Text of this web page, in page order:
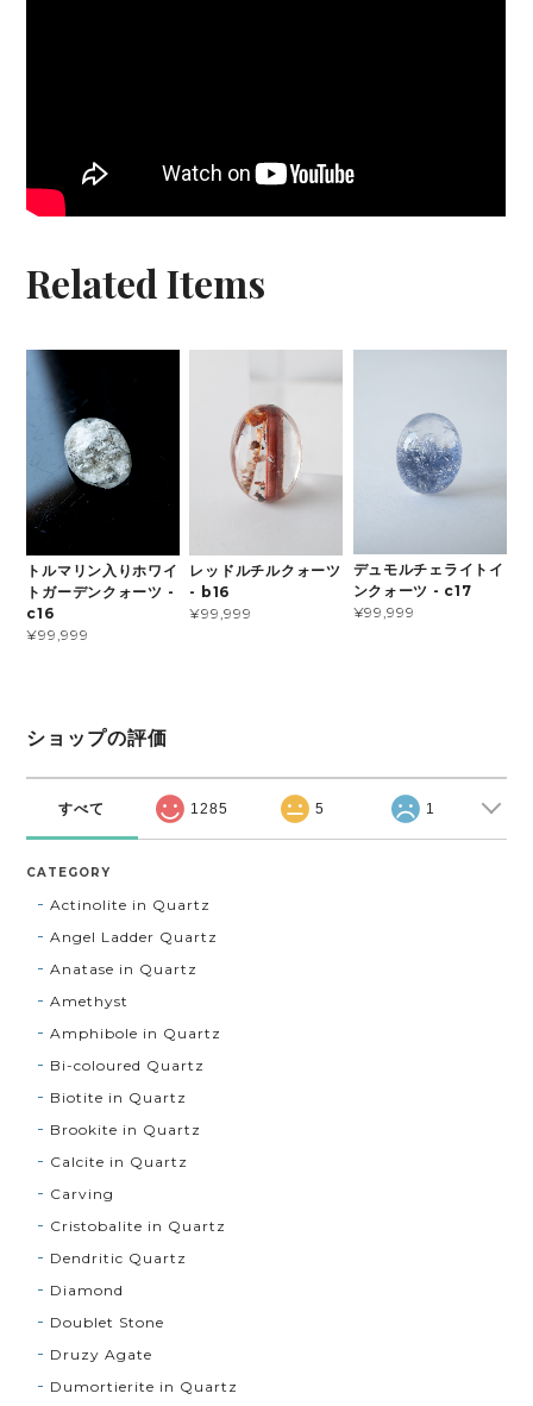
Related Items
トルマリン入りホワイ
トガーデンクォーツ -
c16
¥99,999
レッドルチルクォーツ
- b16
¥99,999
デュモルチェライトイ
ンクォーツ - c17
¥99,999
ショップの評価
すべて 1285 5 1
CATEGORY
Actinolite in Quartz
Angel Ladder Quartz
Anatase in Quartz
Amethyst
Amphibole in Quartz
Bi-coloured Quartz
Biotite in Quartz
Brookite in Quartz
Calcite in Quartz
Carving
Cristobalite in Quartz
Dendritic Quartz
Diamond
Doublet Stone
Druzy Agate
Dumortierite in Quartz